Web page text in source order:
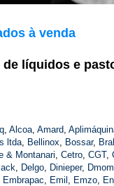
à venda
de líquidos e
, Alcoa, Amard,
ltda, Bellinox, Bossar,
& Montanari, Cetro, CGT,
, Delgo, Dinieper, Dmom
Embrapac, Emil , Emzo,